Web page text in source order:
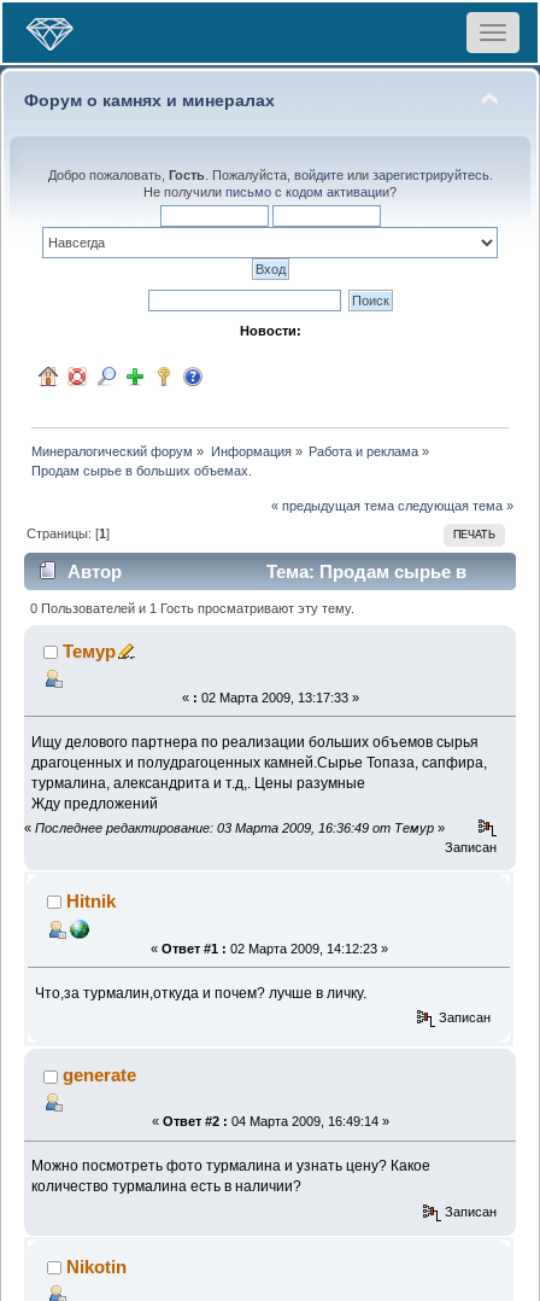
Toggle
Форум о камнях и минералах
Добро пожаловать, Гость. Пожалуйста, войдитеили зарегистрируйтесь.
Не получили письмо с кодом активации?
Новости:
Минералогический форум » Информация» Работа и реклама»
Продам сырье в больших объемах.
« предыдущая тема следующая тема »
ПЕЧАТЬ
Страницы: [1]
Автор
Тема: Продам сырье в
больших объемах. (Прочитано 4304 раз)
0 Пользователей и 1 Гость просматривают эту тему.
Темур
« : 02 Марта 2009, 13:17:33 »
Ищу делового партнера по реализации больших объемов сырья
драгоценных и полудрагоценных камней.Сырье Топаза, сапфира,
турмалина, александрита и т.д,. Цены разумные
Жду предложений
« Последнее редактирование: 03 Марта 2009, 16:36:49 от Темур »
Записан
Hitnik
« Ответ #1 : 02 Марта 2009, 14:12:23 »
Что,за турмалин,откуда и почем? лучше в личку.
Записан
generate
« Ответ #2 : 04 Марта 2009, 16:49:14 »
Можно посмотреть фото турмалина и узнать цену? Какое
количество турмалина есть в наличии?
Записан
Nikotin